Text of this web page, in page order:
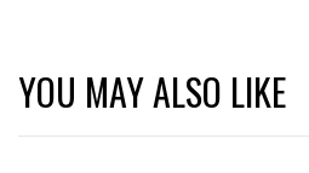
YOU MAY ALSO LIKE